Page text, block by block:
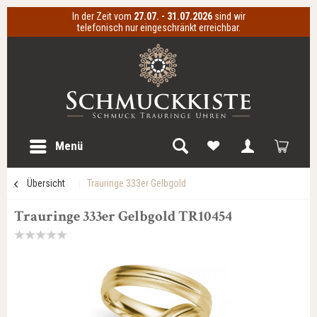
In der Zeit vom 27.07. - 31.07.2026 sind wir
telefonisch nur eingeschränkt erreichbar.
Menü
Übersicht Trauringe 333er Gelbgold
Trauringe 333er Gelbgold TR10454